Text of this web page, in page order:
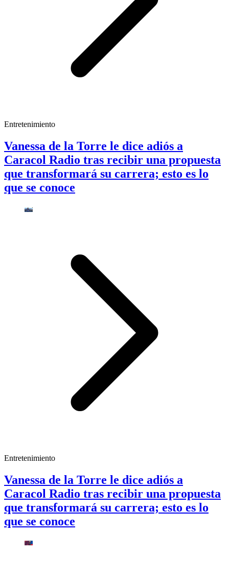
Entretenimiento
Vanessa de la Torre le dice adiós a
Caracol Radio tras recibir una propuesta
que transformará su carrera; esto es lo
que se conoce
Entretenimiento
Vanessa de la Torre le dice adiós a
Caracol Radio tras recibir una propuesta
que transformará su carrera; esto es lo
que se conoce